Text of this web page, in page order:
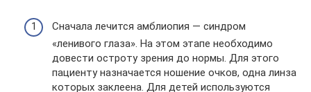
Сначала лечится амблиопия — синдром
«ленивого глаза». На этом этапе необходимо
довести остроту зрения до нормы. Для этого
пациенту назначается ношение очков, одна линза
которых заклеена. Для детей используются